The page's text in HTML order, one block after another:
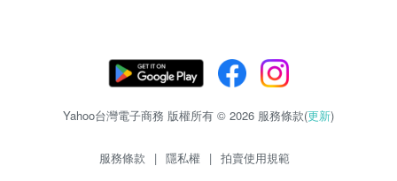
Yahoo台灣電子商務 版權所有 © 2026 服務條款(更新)
服務條款 | 隱私權 | 拍賣使用規範